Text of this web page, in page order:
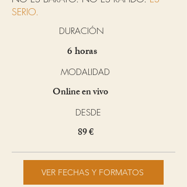
SERIO.
DURACIÓN
6 horas
MODALIDAD
Online en vivo
DESDE
89 €
VER FECHAS Y FORMATOS